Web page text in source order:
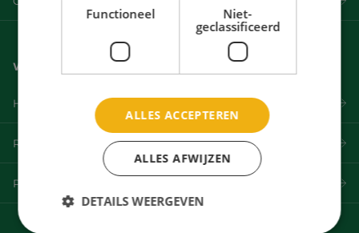
Wat we doen
Het Pact van Breda
Resultaten
Partners
Functioneel
Niet-
geclassificeerd
ALLES ACCEPTEREN
ALLES AFWIJZEN
DETAILS WEERGEVEN